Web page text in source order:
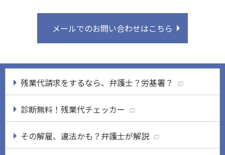
メールでのお問い合わせはこちら
残業代請求をするなら、弁護士？労基署？
診断無料！残業代チェッカー
その解雇、違法かも？弁護士が解説